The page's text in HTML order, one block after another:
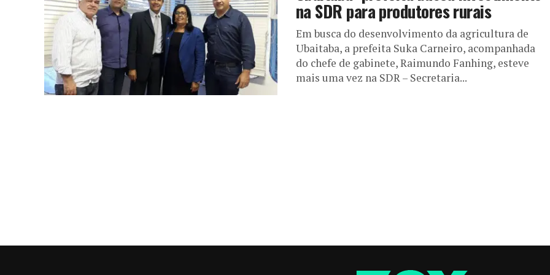
na SDR para produtores rurais
Em busca do desenvolvimento da agricultura de
Ubaitaba, a prefeita Suka Carneiro, acompanhada
do chefe de gabinete, Raimundo Fanhing, esteve
mais uma vez na SDR – Secretaria...